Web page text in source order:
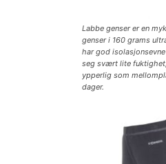
Labbe genser er en
genser i 160 grams
har god
seg svært lite
ypperlig som
dager.